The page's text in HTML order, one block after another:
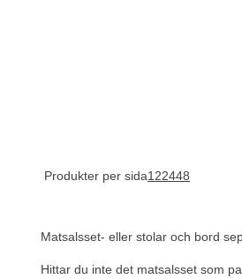
Produkter per sida122448
Matsalsset- eller stolar och bord
Hittar du inte det matsalsset som